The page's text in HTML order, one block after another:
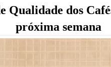
Qualidade dos
próxima semana